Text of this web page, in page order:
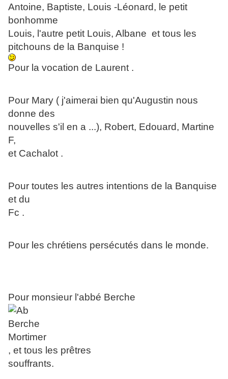
Antoine, Baptiste, Louis -Léonard, le petit
bonhomme
Louis, l'autre petit Louis, Albane et tous les
pitchouns de la Banquise !
Pour la vocation de Laurent .
Pour Mary ( j'aimerai bien qu'Augustin nous
donne des
nouvelles s'il en a ...), Robert, Edouard, Martine
F,
et Cachalot .
Pour toutes les autres intentions de la Banquise
et du
Fc .
Pour les chrétiens persécutés dans le monde.
Pour monsieur l'abbé Berche
, et tous les prêtres
souffrants.